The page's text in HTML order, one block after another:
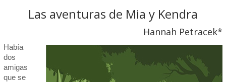
Las aventuras de Mia y Kendra
Hannah Petracek*
Había
dos
amigas
que se